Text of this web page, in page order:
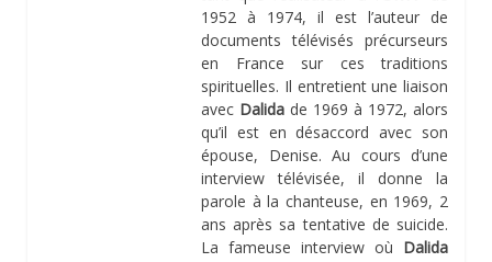
1952 à 1974, il est l’auteur de
documents télévisés précurseurs
en France sur ces traditions
spirituelles. Il entretient une liaison
avec Dalida de 1969 à 1972, alors
qu’il est en désaccord avec son
épouse, Denise. Au cours d’une
interview télévisée, il donne la
parole à la chanteuse, en 1969, 2
ans après sa tentative de suicide.
La fameuse interview où Dalida